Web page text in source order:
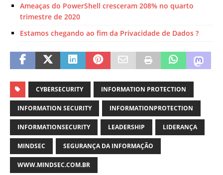
Ameaças do PowerShell cresceram 208% no quarto
trimestre de 2020
Estamos chegando ao fim da Privacidade de Dados ?
CYBERSECURITY INFORMATION PROTECTION
INFORMATION SECURITY INFORMATIONPROTECTION
INFORMATIONSECURITY LEADERSHIP LIDERANÇA
MINDSEC SEGURANÇA DA INFORMAÇÃO
WWW.MINDSEC.COM.BR